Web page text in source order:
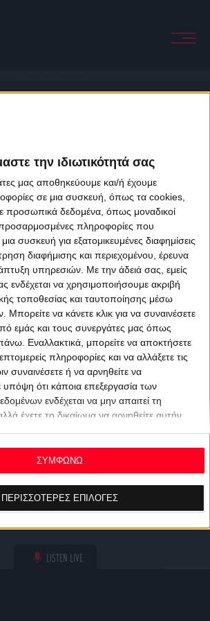
την ιδιωτικότητά σας
μας αποθηκεύουμε και/ή έχουμε
σε μια συσκευή, όπως τα cookies,
προσωπικά δεδομένα, όπως μοναδικοί
προσαρμοσμένες πληροφορίες που
συσκευή για εξατομικευμένες διαφημίσεις
διαφήμισης και περιεχομένου, έρευνα
υπηρεσιών. Με την άδειά σας, εμείς
ενδέχεται να χρησιμοποιήσουμε ακριβή
τοποθεσίας και ταυτοποίησης μέσω
να κάνετε κλικ για να συναινέσετε
εμάς και τους συνεργάτες μας όπως
Εναλλακτικά, μπορείτε να αποκτήσετε
πληροφορίες και να αλλάξετε τις
συναινέσετε ή να αρνηθείτε να
υπόψη ότι κάποια επεξεργασία των
ενδέχεται να μην απαιτεί τη
έχετε το δικαίωμα να αρνηθείτε αυτήν
σας ανά πάσα στιγμή
τον ιστότοπο και κάνοντας κλικ στο
στο κάτω μέρος της ιστοσελίδας.
ΠΕΡΙΣΣΟΤΕΡΕΣ ΕΠΙΛΟΓΕΣ
ΣΥΜΦΩΝΩ
LISTEN LIVE
Business Class Terms & Conditions
Privacy Policy
byporcupine colors&Fotis Alexandrou